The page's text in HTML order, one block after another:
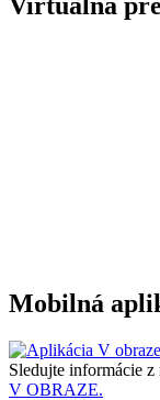
Mobilná
Sledujte informácie z
V OBRAZE.